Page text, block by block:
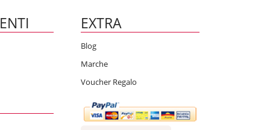
EXTRA
Blog
Marche
Voucher Regalo